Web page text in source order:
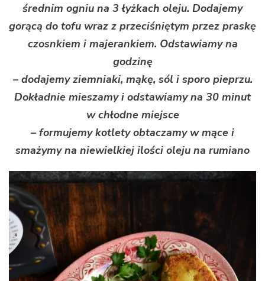
średnim ogniu na 3 łyżkach oleju. Dodajemy
gorącą do tofu wraz z przeciśniętym przez praskę
czosnkiem i majerankiem. Odstawiamy na
godzinę
– dodajemy ziemniaki, mąkę, sól i sporo pieprzu.
Dokładnie mieszamy i odstawiamy na 30 minut
w chłodne miejsce
– formujemy kotlety obtaczamy w mące i
smażymy na niewielkiej ilości oleju na rumiano